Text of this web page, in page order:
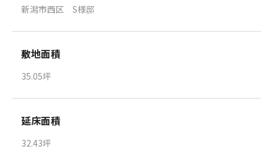
新潟市西区 S様邸
敷地面積
35.05坪
延床面積
32.43坪